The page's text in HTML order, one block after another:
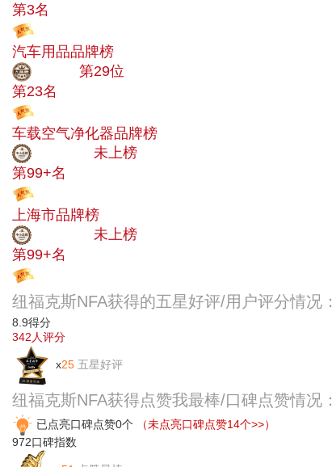
第3名
汽车用品品牌榜
第29位
第23名
车载空气净化器品牌榜
未上榜
第99+名
上海市品牌榜
未上榜
第99+名
纽福克斯NFA获得的五星好评/用户评分情况：
8.9得分
342人评分
x25 五星好评
纽福克斯NFA获得点赞我最棒/口碑点赞情况：
已点亮口碑点赞0个
（未点亮口碑点赞14个>>）
972口碑指数